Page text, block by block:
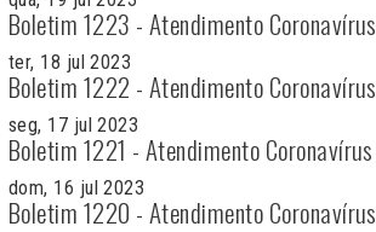
Boletim 1223 - Atendimento Coronavírus
ter, 18 jul 2023
Boletim 1222 - Atendimento Coronavírus
seg, 17 jul 2023
Boletim 1221 - Atendimento Coronavírus
dom, 16 jul 2023
Boletim 1220 - Atendimento Coronavírus